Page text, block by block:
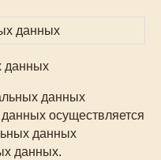
данных
данных
данных
осуществляется
данных
данных.